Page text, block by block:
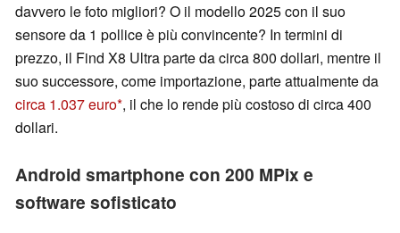
davvero le foto migliori? O il modello 2025 con il suo
sensore da 1 pollice è più convincente? In termini di
prezzo, il Find X8 Ultra parte da circa 800 dollari, mentre il
suo successore, come importazione, parte attualmente da
circa 1.037 euro , il che lo rende più costoso di circa 400
dollari.
Android smartphone con 200 MPix e
software sofisticato